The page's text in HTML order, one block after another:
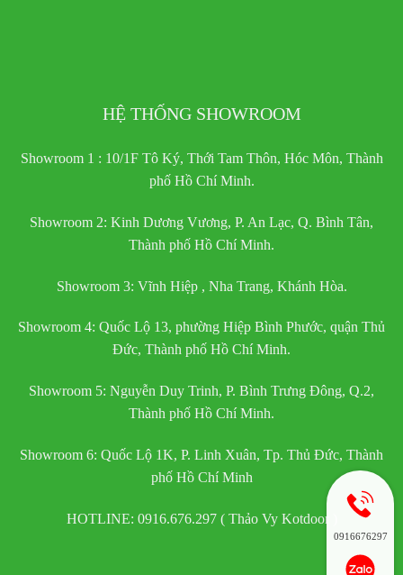
HỆ THỐNG SHOWROOM
Showroom 1 : 10/1F Tô Ký, Thới Tam Thôn, Hóc Môn, Thành
phố Hồ Chí Minh.
Showroom 2: Kinh Dương Vương, P. An Lạc, Q. Bình Tân,
Thành phố Hồ Chí Minh.
Showroom 3: Vĩnh Hiệp , Nha Trang, Khánh Hòa.
Showroom 4: Quốc Lộ 13, phường Hiệp Bình Phước, quận Thủ
Đức, Thành phố Hồ Chí Minh.
Showroom 5: Nguyễn Duy Trinh, P. Bình Trưng Đông, Q.2,
Thành phố Hồ Chí Minh.
Showroom 6: Quốc Lộ 1K, P. Linh Xuân, Tp. Thủ Đức, Thành
phố Hồ Chí Minh
HOTLINE: 0916.676.297 ( Thảo Vy Kotdoor )
0916676297